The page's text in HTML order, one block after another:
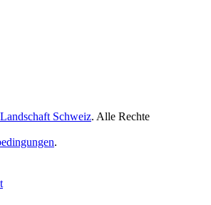
Schweiz. Alle Rechte
.